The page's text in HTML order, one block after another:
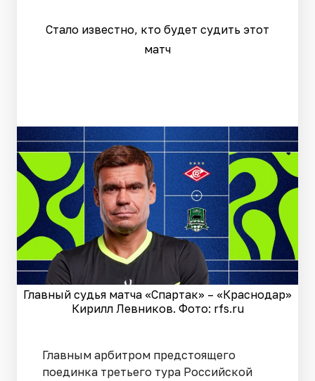
Стало известно, кто будет судить этот
матч
Главный судья матча «Спартак» – «Краснодар»
Кирилл Левников. Фото: rfs.ru
Главным арбитром предстоящего
поединка третьего тура Российской